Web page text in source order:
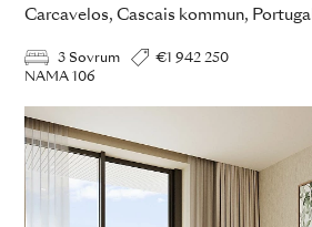
Carcavelos, Cascais kommun, Portugal
3 Sovrum
€1 942 250
NAMA 106